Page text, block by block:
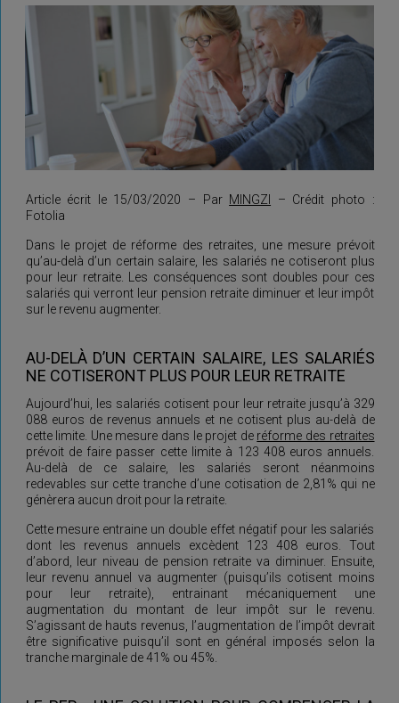
Article écrit le 15/03/2020 – Par MINGZI
– Crédit photo :
Fotolia
Dans le projet de réforme des retraites, une mesure prévoit
qu’au-delà d’un certain salaire, les salariés ne cotiseront plus
pour leur retraite. Les conséquences sont doubles pour ces
salariés qui verront leur pension retraite diminuer et leur impôt
sur le revenu augmenter.
AU-DELÀ D’UN CERTAIN SALAIRE, LES SALARIÉS
NE COTISERONT PLUS POUR LEUR RETRAITE
Aujourd’hui, les salariés cotisent pour leur retraite jusqu’à 329
088 euros de revenus annuels et ne cotisent plus au-delà de
cette limite. Une mesure dans le projet de réforme des retraites
prévoit de faire passer cette limite à 123 408 euros annuels.
Au-delà de ce salaire, les salariés seront néanmoins
redevables sur cette tranche d’une cotisation de 2,81% qui ne
génèrera aucun droit pour la retraite.
Cette mesure entraine un double effet négatif pour les salariés
dont les revenus annuels excèdent 123 408 euros. Tout
d’abord, leur niveau de pension retraite va diminuer. Ensuite,
leur revenu annuel va augmenter (puisqu’ils cotisent moins
pour leur retraite), entrainant mécaniquement une
augmentation du montant de leur impôt sur le revenu.
S’agissant de hauts revenus, l’augmentation de l’impôt devrait
être significative puisqu’il sont en général imposés selon la
tranche marginale de 41% ou 45%.